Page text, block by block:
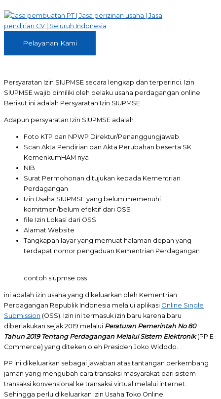
Skip
to
content
Pelayanan
Kami
Pelayanan Kami
Persyaratan Izin SIUPMSE secara lengkap dan terperinci. Izin
SIUPMSE wajib dimiliki oleh pelaku usaha perdagangan online.
Berikut ini adalah Persyaratan Izin SIUPMSE
Adapun persyaratan Izin SIUPMSE adalah :
Foto KTP dan NPWP Direktur/Penanggungjawab
Scan Akta Pendirian dan Akta Perubahan beserta SK
KemenkumHAM nya
NIB
Surat Permohonan ditujukan kepada Kementrian
Perdagangan
Izin Usaha SIUPMSE yang belum memenuhi
komitmen/belum efektif dari OSS
file Izin Lokasi dari OSS
Alamat Website
Tangkapan layar yang memuat halaman depan yang
terdapat nomor pengaduan Kementrian Perdagangan
contoh siupmse oss
ini adalah izin usaha yang dikeluarkan oleh Kementrian
Perdagangan Republik Indonesia melalui aplikasi Online Single
Submission (OSS). Izin ini termasuk izin baru karena baru
diberlakukan sejak 2019 melalui Peraturan Pemerintah No 80
Tahun 2019 Tentang Perdagangan Melalui Sistem Elektronik(PP E-
Commerce) yang diteken oleh Presiden Joko Widodo.
PP ini dikeluarkan sebagai jawaban atas tantangan perkembang
jaman yang mengubah cara transaksi masyarakat dari sistem
transaksi konvensional ke transaksi virtual melalui internet.
Sehingga perlu dikeluarkan Izin Usaha Toko Online